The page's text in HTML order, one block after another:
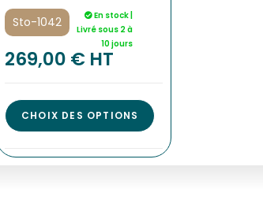
Sto-1042
En stock |
Livré sous 2 à
10 jours
269,00 € HT
CHOIX DES OPTIONS